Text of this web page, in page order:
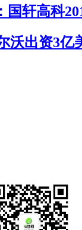
国轩高科
沃出资3亿